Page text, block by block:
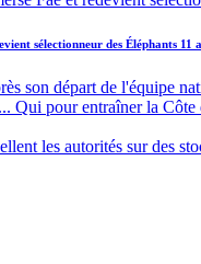
sélectionneur des Éléphants 11
son départ de l'équipe
Qui pour entraîner la Côte
les autorités sur des